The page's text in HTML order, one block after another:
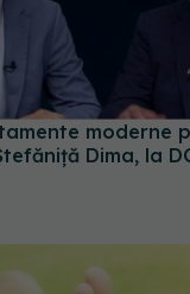
Dima, la